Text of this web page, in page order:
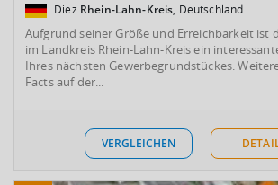
Diez Rhein-Lahn-Kreis, Deutschland
Aufgrund seiner Größe und Erreichbarkeit ist
im Landkreis Rhein-Lahn-Kreis ein
Ihres nächsten Gewerbegrundstückes.
Facts auf der...
VERGLEICHEN